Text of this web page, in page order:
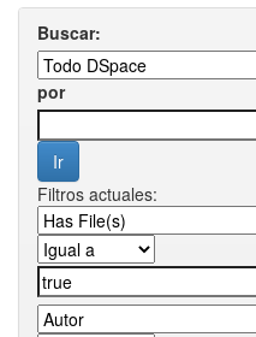
Buscar:
por
Filtros actuales: